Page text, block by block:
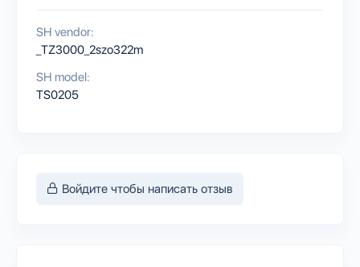
SH vendor:
_TZ3000_2szo322m
SH model:
TS0205
Войдите чтобы написать отзыв